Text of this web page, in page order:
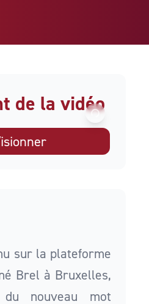
sur la plateforme
Brel à Bruxelles,
nouveau mot
de la vidéo